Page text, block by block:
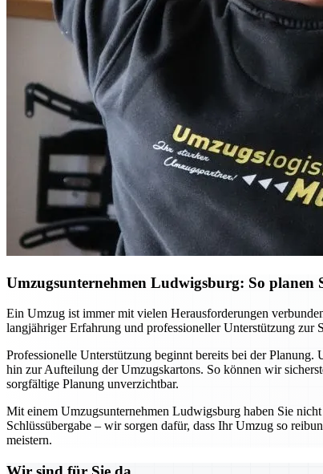
Umzugsunternehmen Ludwigsburg: So planen
Ein Umzug ist immer mit vielen Herausforderungen
langjähriger Erfahrung und professioneller Unterstützung zur
Professionelle Unterstützung beginnt bereits bei der
hin zur Aufteilung der Umzugskartons. So können wir
sorgfältige Planung unverzichtbar.
Mit einem Umzugsunternehmen Ludwigsburg haben Sie
Schlüssübergabe – wir sorgen dafür, dass Ihr Umzug so
meistern.